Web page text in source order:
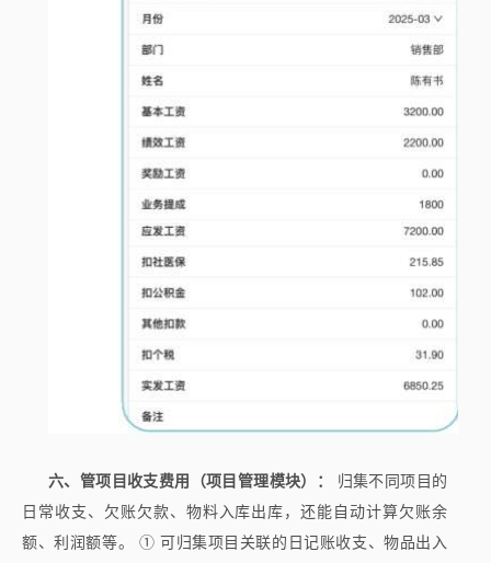
六、管项目收支费用（项目管理模块）：
归集不同项目的
日常收支、欠账欠款、物料入库出库，还能自动计算欠账余
额、利润额等。 ① 可归集项目关联的日记账收支、物品出入